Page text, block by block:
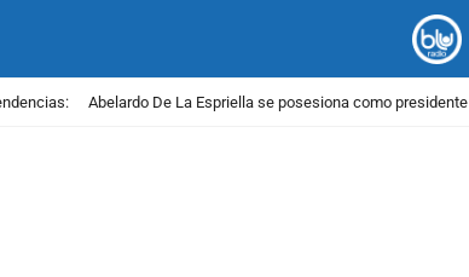
Abelardo De La Espriella se posesiona como presidente